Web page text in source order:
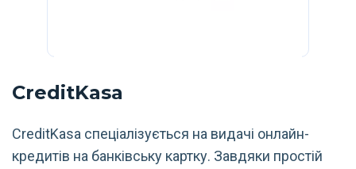
CreditKasa
CreditKasa спеціалізується на видачі онлайн-
кредитів на банківську картку. Завдяки простій